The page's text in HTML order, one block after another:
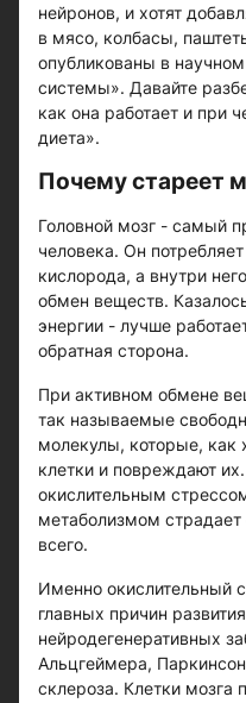
нейронов, и хотят
в мясо, колбасы,
опубликованы в
системы». Давайте
как она работает и при
диета».
Почему стареет
Головной мозг - самый
человека. Он
кислорода, а внутри
обмен веществ.
энергии - лучше
обратная сторона.
При активном обмене
так называемые
молекулы, которые, как
клетки и повреждают
окислительным
метаболизмом страдает
всего.
Именно окислительный
главных причин
нейродегенеративных
Альцгеймера,
склероза. Клетки